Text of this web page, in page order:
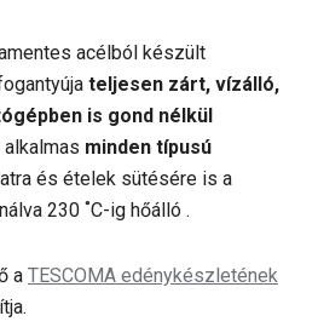
acélból készült
teljesen zárt, vízálló,
is gond nélkül
minden típusú
és ételek sütésére is a
230 ˚C-ig hőálló .
a TESCOMA edénykészletének